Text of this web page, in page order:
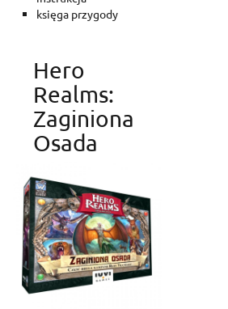
księga przygody
Hero
Realms:
Zaginiona
Osada